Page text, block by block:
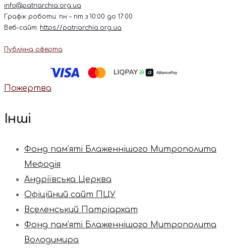
info@patriarchia.org.ua
Графік роботи: пн – пт з 10:00 до 17:00
Веб-сайт: https://patriarchia.org.ua
Публічна оферта
Пожертва
Інші
Фонд пам’яті Блаженнішого Митрополита
Мефодія
Андріївська Церква
Офіційний сайт ПЦУ
Вселенський Патріархат
Фонд пам’яті Блаженнішого Митрополита
Володимира